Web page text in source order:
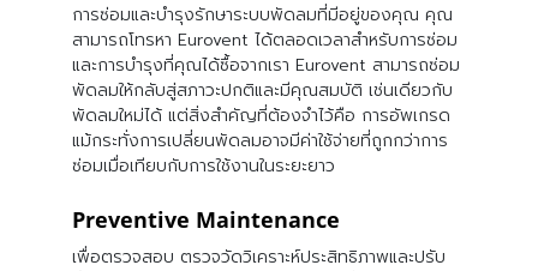
การซ่อมและบำรุงรักษาระบบพัดลมที่มีอยู่ของคุณ คุณ
สามารถโทรหา Eurovent ได้ตลอดเวลาสำหรับการซ่อม
และการบำรุงที่คุณได้ซื้อจากเรา Eurovent สามารถซ่อม
พัดลมให้กลับสู่สภาวะปกติและมีคุณสมบัติ เช่นเดียวกับ
พัดลมใหม่ได้ แต่สิ่งสำคัญที่ต้องจำไว้คือ การอัพเกรด
แม้กระทั่งการเปลี่ยนพัดลมอาจมีค่าใช้จ่ายที่ถูกกว่าการ
ซ่อมเมื่อเทียบกับการใช้งานในระยะยาว
Preventive Maintenance
เพื่อตรวจสอบ ตรวจวัดวิเคราะห์ประสิทธิภาพและปรับ